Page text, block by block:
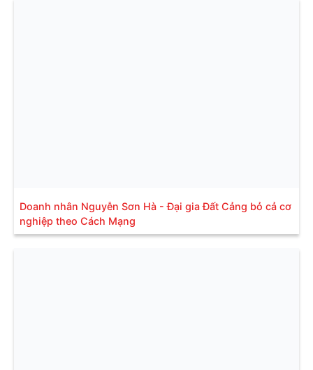
Doanh nhân Nguyễn Sơn Hà - Đại gia Đất Cảng bỏ cả cơ
nghiệp theo Cách Mạng